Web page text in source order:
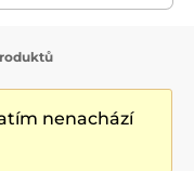
nenachází